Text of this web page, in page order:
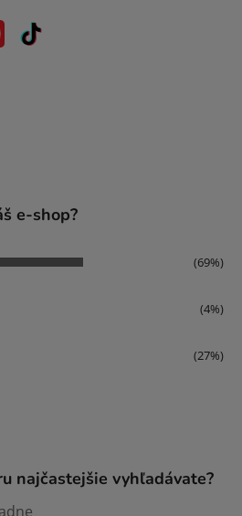
e-shop?
(69%)
(4%)
(27%)
najčastejšie vyhľadávate?